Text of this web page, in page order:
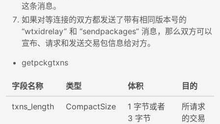
这条消息。
如果对等连接的双方都发送了带有相同版本号的
“wtxidrelay” 和 “sendpackages” 消息，那么双方可以
宣布、请求和发送交易包信息给对方。
getpckgtxns
字段名称 类型 体积 目的
txns_length CompactSize
1 字节或者
3 字节
所请求
的交易